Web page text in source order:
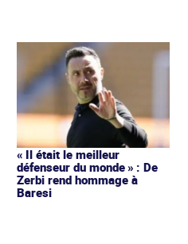
« Il était le meilleur
défenseur du monde » : De
Zerbi rend hommage à
Baresi